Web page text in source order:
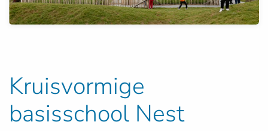
Kruisvormige
basisschool Nest